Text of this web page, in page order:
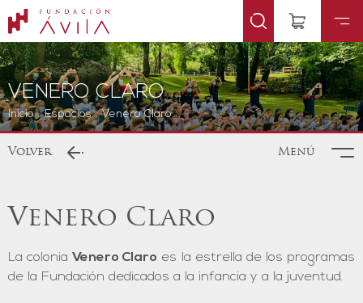
VENERO CLARO
Inicio . Espacios . Venero Claro
Venero Claro
La coloniaVenero Claro es la estrella de los programas
de la Fundación dedicados a la infancia y a la juventud.
Volver Menú